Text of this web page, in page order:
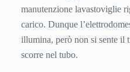
manutenzione lavastoviglie
carico. Dunque
illumina, però non si sente il
scorre nel tubo.